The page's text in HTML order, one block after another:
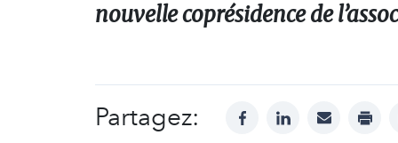
nouvelle coprésidence de
Partagez: facebooklinkedinmail print